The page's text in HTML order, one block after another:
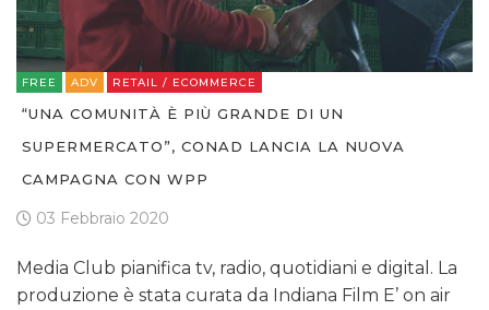
FREE ADV RETAIL / ECOMMERCE
“UNA COMUNITÀ È PIÙ GRANDE DI UN
SUPERMERCATO”, CONAD LANCIA LA NUOVA
CAMPAGNA CON WPP
03 Febbraio 2020
Media Club pianifica tv, radio, quotidiani e digital. La
produzione è stata curata da Indiana Film E’ on air